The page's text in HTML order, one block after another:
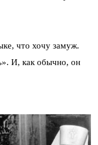
что хочу замуж.
И, как обычно, он